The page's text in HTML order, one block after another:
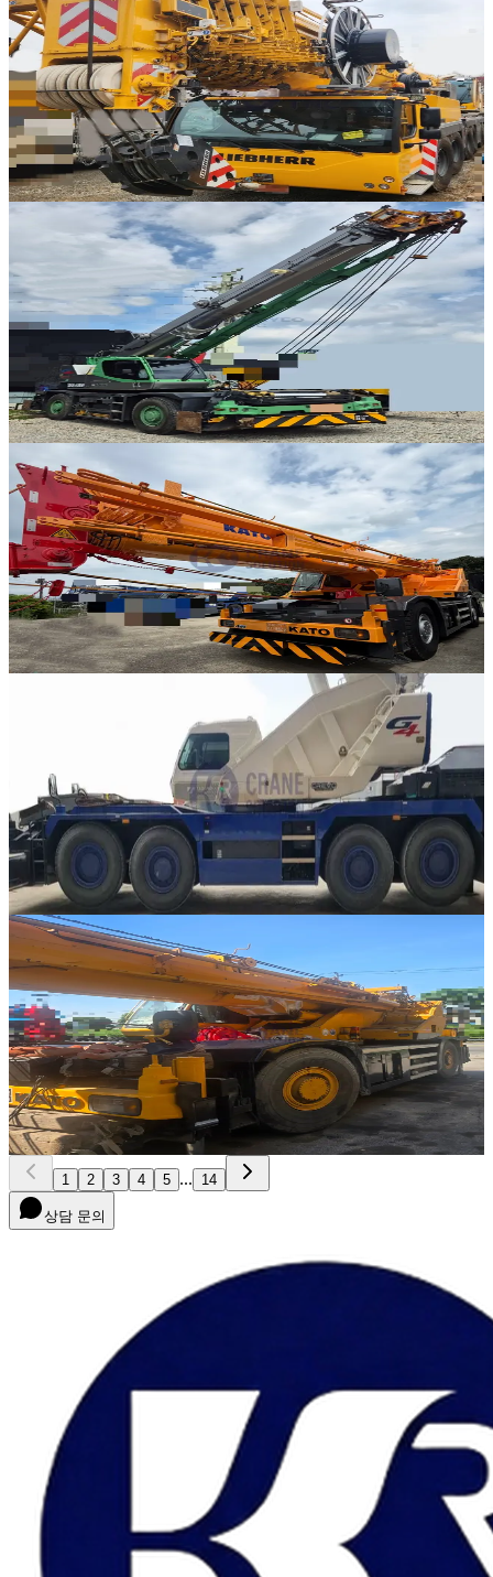
Liebherr · AT 크레인·AT-280
NEW
LTM 1300-6.3
2024년식 · 300톤
가격 문의 1
312
판매중
추천매물
·RT-245
NEW
GR-250N-4
2018년식 · 25톤
가격 문의
144
Kato · RT 크레인·RT-335
NEW
KR-65H
2006년식 · 65톤
가격 문의
RT-334
GR-700N-2
2022년식 · 70톤
가격 문의
판매중
Kato · RT 크레인· RT-333
NEW
KR-65H
2007년식 · 65톤
가격 문의 3
1 2 3 4 5 ... 14
상담 문의